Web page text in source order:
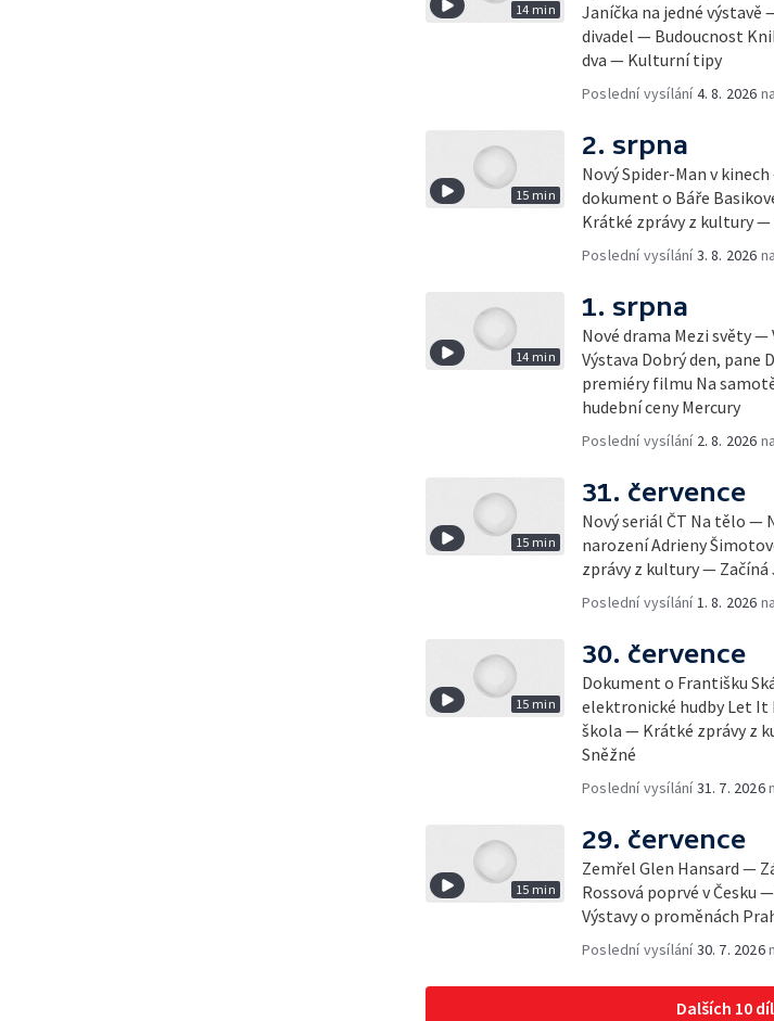
14 min
Janíčka na jedné
divadel — Budoucnost
dva — Kulturní tipy
Poslední vysílání4. 8. 2026
15 min
2. srpna
Nový Spider-Man v
dokument o Báře
Krátké zprávy z kultury
Poslední vysílání3. 8. 2026
14 min
1. srpna
Nové drama Mezi světy
Výstava Dobrý den,
premiéry filmu Na
hudební ceny Mercury
Poslední vysílání 2. 8. 2026
15 min
31. července
Nový seriál ČT Na tělo —
narození Adrieny
zprávy z kultury —
Poslední vysílání1. 8. 2026
15 min
30. července
Dokument o Františku
elektronické hudby Let
škola — Krátké zprávy z
Sněžné
Poslední vysílání31. 7. 2026
15 min
29. července
Zemřel Glen Hansard —
Rossová poprvé v
Výstavy o proměnách
Poslední vysílání30. 7. 2026
Dalších 10